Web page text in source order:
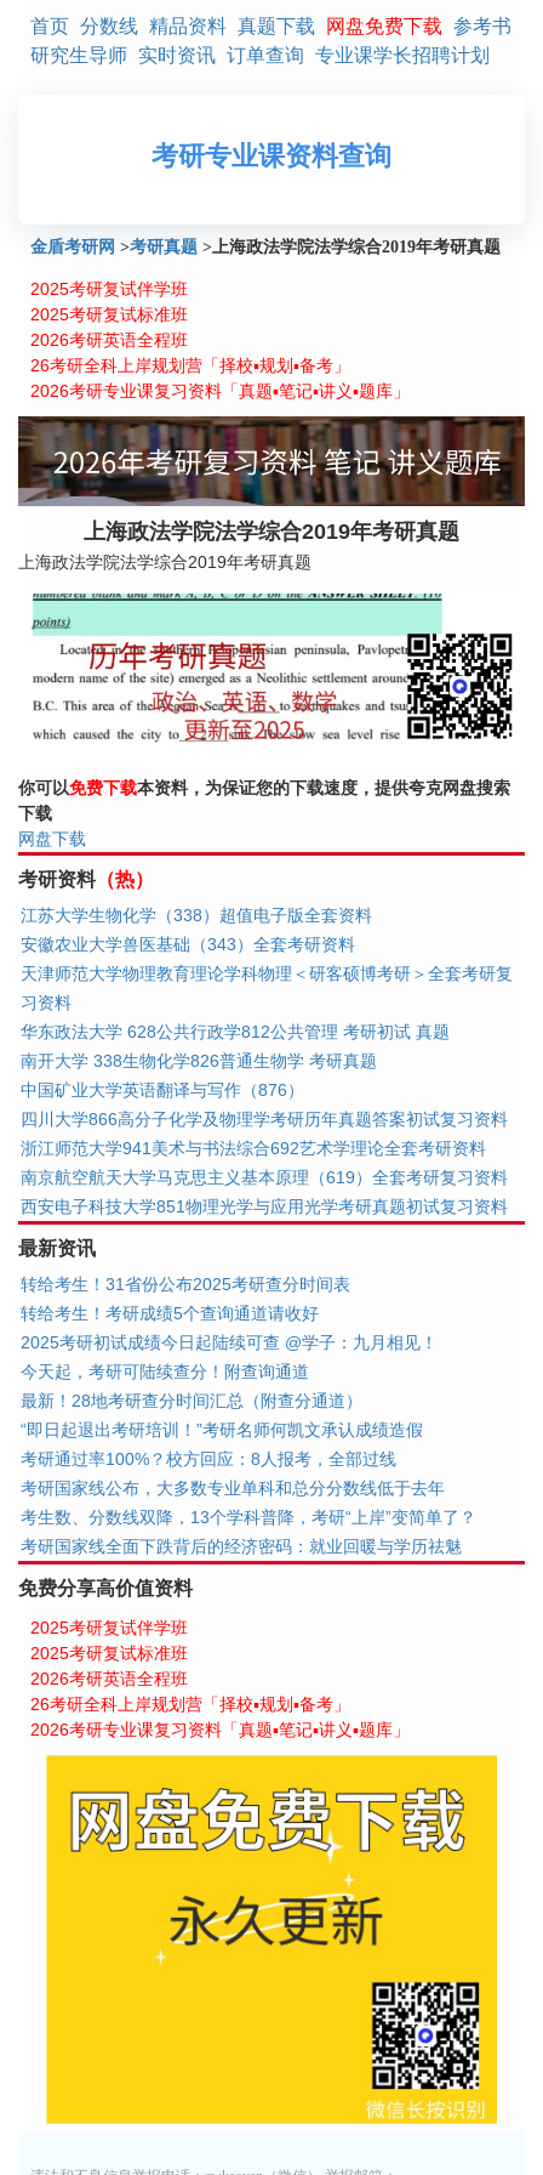
首页 分数线 精品资料 真题下载 网盘免费下载 参考书
研究生导师 实时资讯 订单查询 专业课学长招聘计划
考研专业课资料查询
金盾考研网 >考研真题 >上海政法学院法学综合2019年考研真题
2025考研复试伴学班
2025考研复试标准班
2026考研英语全程班
26考研全科上岸规划营「择校▪规划▪备考」
2026考研专业课复习资料「真题▪笔记▪讲义▪题库」
上海政法学院法学综合2019年考研真题
上海政法学院法学综合2019年考研真题
你可以免费下载本资料，为保证您的下载速度，提供夸克网盘搜索
下载
网盘下载
考研资料（热）
江苏大学生物化学（338）超值电子版全套资料
安徽农业大学兽医基础（343）全套考研资料
天津师范大学物理教育理论学科物理＜研客硕博考研＞全套考研复
习资料
华东政法大学 628公共行政学812公共管理 考研初试 真题
南开大学 338生物化学826普通生物学 考研真题
中国矿业大学英语翻译与写作（876）
四川大学866高分子化学及物理学考研历年真题答案初试复习资料
浙江师范大学941美术与书法综合692艺术学理论全套考研资料
南京航空航天大学马克思主义基本原理（619）全套考研复习资料
西安电子科技大学851物理光学与应用光学考研真题初试复习资料
最新资讯
转给考生！31省份公布2025考研查分时间表
转给考生！考研成绩5个查询通道请收好
2025考研初试成绩今日起陆续可查 @学子：九月相见！
今天起，考研可陆续查分！附查询通道
最新！28地考研查分时间汇总（附查分通道）
“即日起退出考研培训！”考研名师何凯文承认成绩造假
考研通过率100%？校方回应：8人报考，全部过线
考研国家线公布，大多数专业单科和总分分数线低于去年
考生数、分数线双降，13个学科普降，考研“上岸”变简单了？
考研国家线全面下跌背后的经济密码：就业回暖与学历祛魅
免费分享高价值资料
2025考研复试伴学班
2025考研复试标准班
2026考研英语全程班
26考研全科上岸规划营「择校▪规划▪备考」
2026考研专业课复习资料「真题▪笔记▪讲义▪题库」